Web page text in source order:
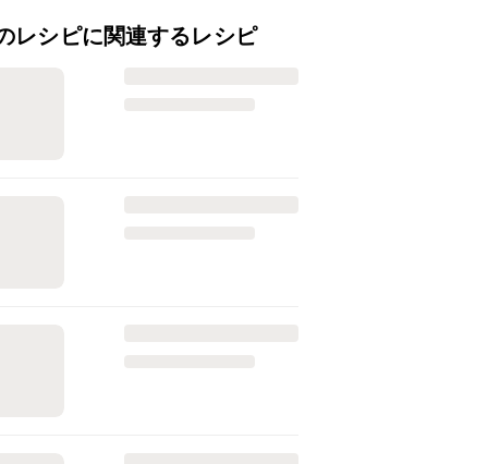
レシピに関連するレシピ